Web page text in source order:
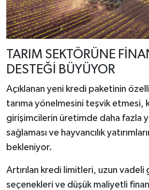
TARIM SEKTÖRÜNE
DESTEĞİ BÜYÜYOR
Açıklanan yeni kredi paketinin
tarıma yönelmesini teşvik etmesi,
girişimcilerin üretimde daha fazla
sağlaması ve hayvancılık
bekleniyor.
Artırılan kredi limitleri, uzun vadeli
seçenekleri ve düşük maliyetli